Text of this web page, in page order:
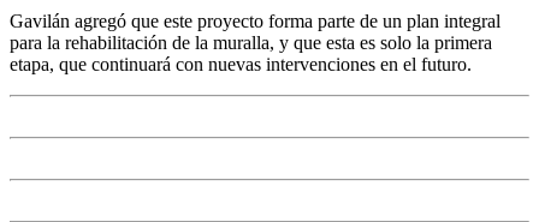
Gavilán agregó que este proyecto forma parte de un plan integral
para la rehabilitación de la muralla, y que esta es solo la primera
etapa, que continuará con nuevas intervenciones en el futuro.